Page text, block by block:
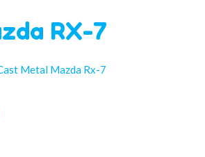
RX-7
Metal Mazda Rx-7